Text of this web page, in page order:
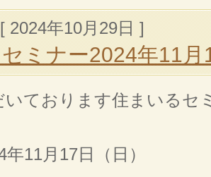
[ 2024年10月29日 ]
ミナー2024年11月
いております住まいるセ
11月17日（日）